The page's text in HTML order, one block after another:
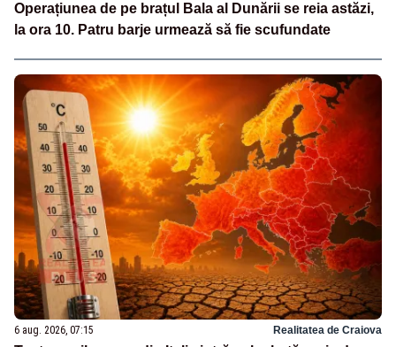
Operațiunea de pe brațul Bala al Dunării se reia astăzi,
la ora 10. Patru barje urmează să fie scufundate
6 aug. 2026, 07:15 Realitatea de Craiova